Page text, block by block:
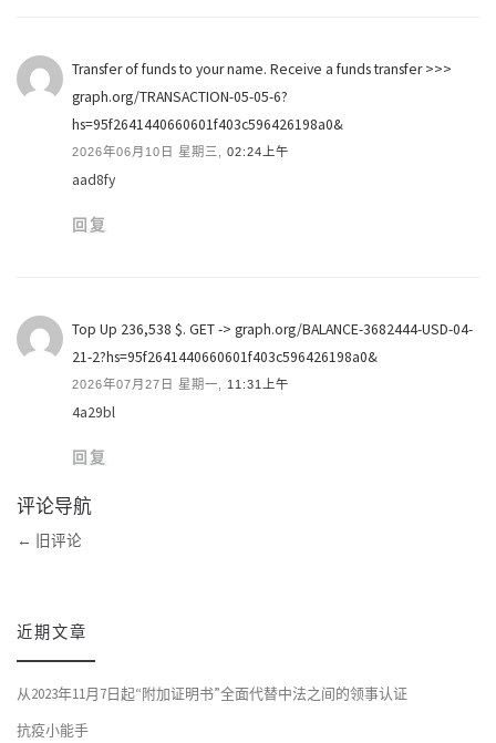
Transfer of funds to your name. Receive a funds transfer >>>
graph.org/TRANSACTION-05-05-6?
hs=95f2641440660601f403c596426198a0&
2026年06月10日 星期三, 02:24上午
aad8fy
回复
Top Up 236,538 $. GET -> graph.org/BALANCE-3682444-USD-04-
21-2?hs=95f2641440660601f403c596426198a0&
2026年07月27日 星期一, 11:31上午
4a29bl
回复
评论导航
← 旧评论
近期文章
从2023年11月7日起“附加证明书”全面代替中法之间的领事认证
抗疫小能手